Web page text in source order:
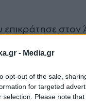
- Media.gr
opt-out of the sale,
for targeted
selection. Please note
στον
σε κατοίκους
που
προληπτικά